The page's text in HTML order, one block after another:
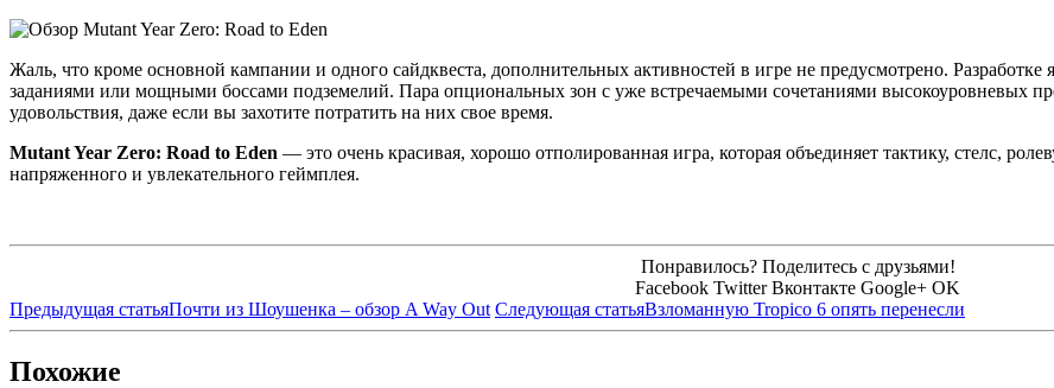
Жаль, что кроме основной кампании и одного сайдквеста, дополнительных активностей в игре не предусмотрено. Разработке
заданиями или мощными боссами подземелий. Пара опциональных зон с уже встречаемыми сочетаниями высокоуровневых
удовольствия, даже если вы захотите потратить на них свое время.
Mutant Year Zero: Road to Eden — это очень красивая, хорошо отполированная игра, которая объединяет тактику, стелс,
напряженного и увлекательного геймплея.
Понравилось? Поделитесь с друзьями!
Facebook Twitter Вконтакте Google+ OK
Предыдущая статьяПочти из Шоушенка – обзор A Way Out Следующая статьяВзломанную Tropico 6 опять перенесли
Похожие